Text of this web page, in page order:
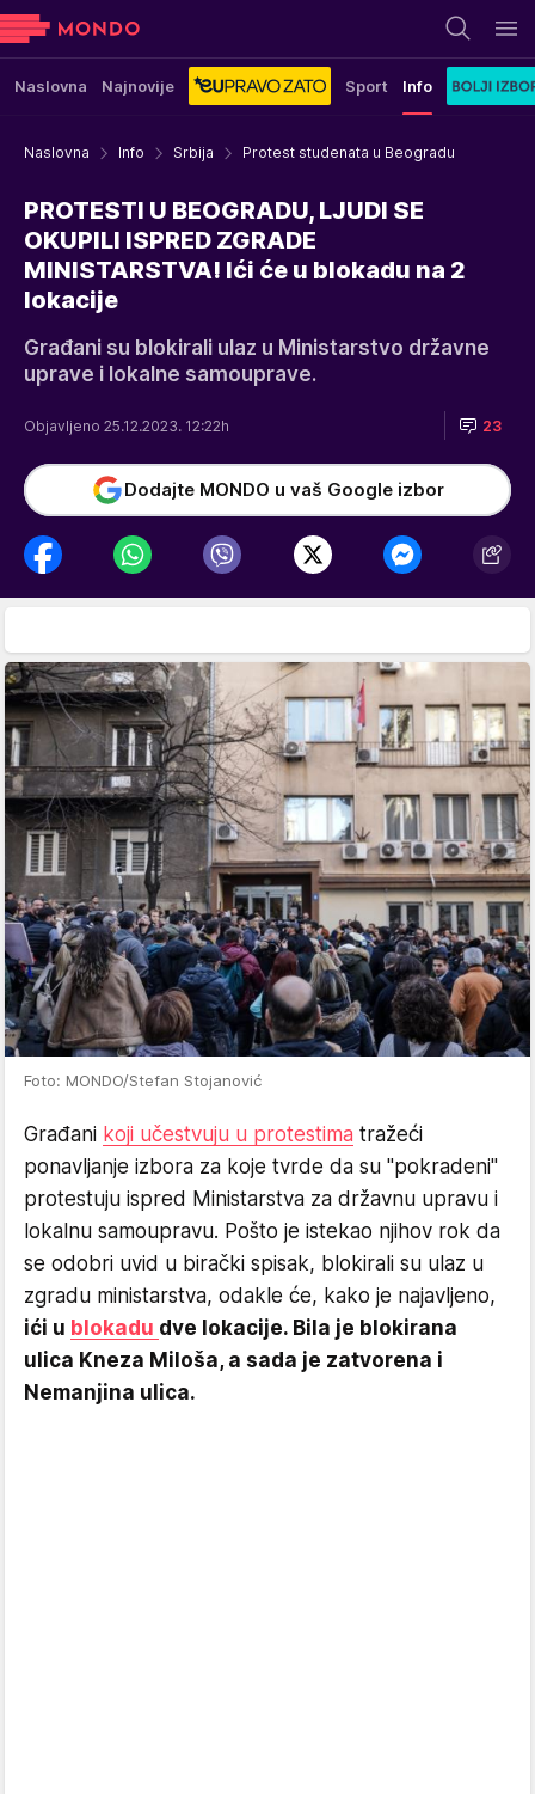
Naslovna Najnovije Sport Info
Naslovna Info Srbija Protest studenata u Beogradu
PROTESTI U BEOGRADU, LJUDI SE
OKUPILI ISPRED ZGRADE
MINISTARSTVA! Ići će u blokadu na 2
lokacije
Građani su blokirali ulaz u Ministarstvo državne
uprave i lokalne samouprave.
Objavljeno 25.12.2023. 12:22h 23
Dodajte MONDO u vaš Google izbor
Foto: MONDO/Stefan Stojanović
Građani koji učestvuju u protestima tražeći
ponavljanje izbora za koje tvrde da su "pokradeni"
protestuju ispred Ministarstva za državnu upravu i
lokalnu samoupravu. Pošto je istekao njihov rok da
se odobri uvid u birački spisak, blokirali su ulaz u
zgradu ministarstva, odakle će, kako je najavljeno,
ići u blokadu dve lokacije. Bila je blokirana
ulica Kneza Miloša, a sada je zatvorena i
Nemanjina ulica.